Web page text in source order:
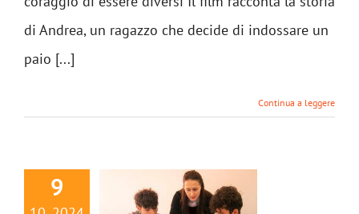
di Andrea, un ragazzo che decide di indossare un
paio [...]
Continua a leggere
9